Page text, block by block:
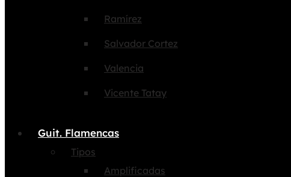
Ramírez
Salvador Cortez
Valencia
Vicente Tatay
Guit. Flamencas
Tipos
Amplificadas